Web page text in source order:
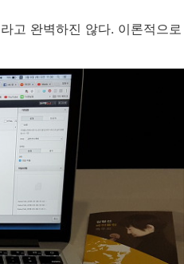
고 완벽하진 않다. 이론적으로